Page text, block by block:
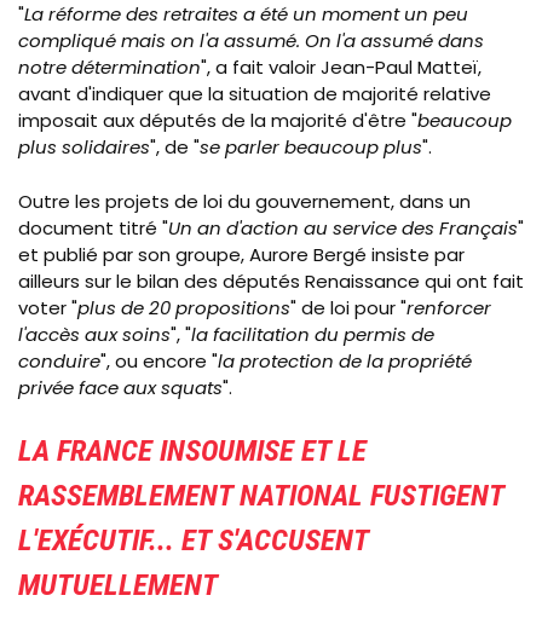
"La réforme des retraites a été un moment un peu
compliqué mais on l'a assumé. On l'a assumé dans
notre détermination", a fait valoir Jean-Paul Matteï,
avant d'indiquer que la situation de majorité relative
imposait aux députés de la majorité d'être "beaucoup
plus solidaires", de "se parler beaucoup plus".
Outre les projets de loi du gouvernement, dans un
document titré "Un an d'action au service des Français"
et publié par son groupe, Aurore Bergé insiste par
ailleurs sur le bilan des députés Renaissance qui ont fait
voter "plus de 20 propositions" de loi pour "renforcer
l'accès aux soins", "la facilitation du permis de
conduire", ou encore "la protection de la propriété
privée face aux squats".
LA FRANCE INSOUMISE ET LE
RASSEMBLEMENT NATIONAL FUSTIGENT
L'EXÉCUTIF... ET S'ACCUSENT
MUTUELLEMENT